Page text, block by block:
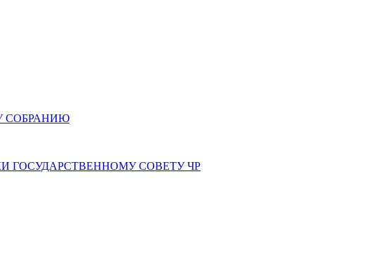
СОБРАНИЮ
ГОСУДАРСТВЕННОМУ СОВЕТУ ЧР